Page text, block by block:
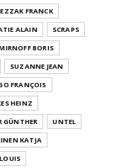
FRANCK
ALAIN
SCRAPS
BORIS
SUZANNE JEAN
FRANÇOIS
HEINZ
GÜNTHER
UNTEL
KATJA